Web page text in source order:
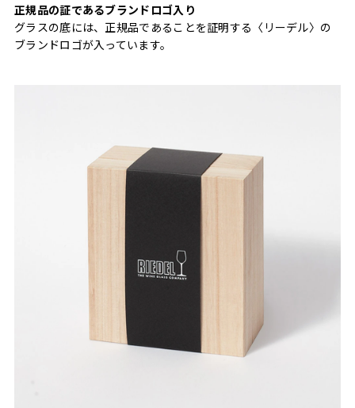
正規品の証であるブランドロゴ入り
グラスの底には、正規品であることを証明する〈リーデル〉の
ブランドロゴが入っています。